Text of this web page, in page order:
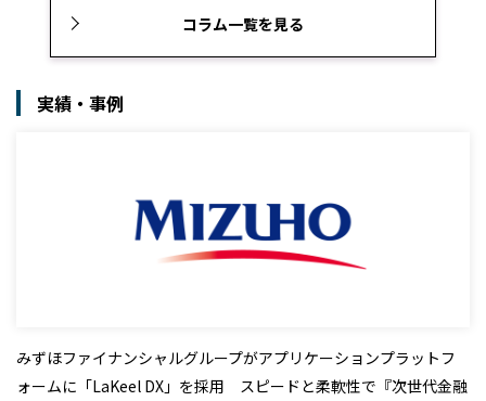
コラム一覧を見る
実績・事例
みずほファイナンシャルグループがアプリケーションプラットフ
ォームに「LaKeel DX」を採用 スピードと柔軟性で『次世代金融